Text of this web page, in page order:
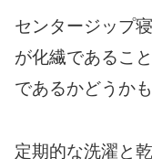
センタージップ
が化繊であるこ
であるかどうか
定期的な洗濯と